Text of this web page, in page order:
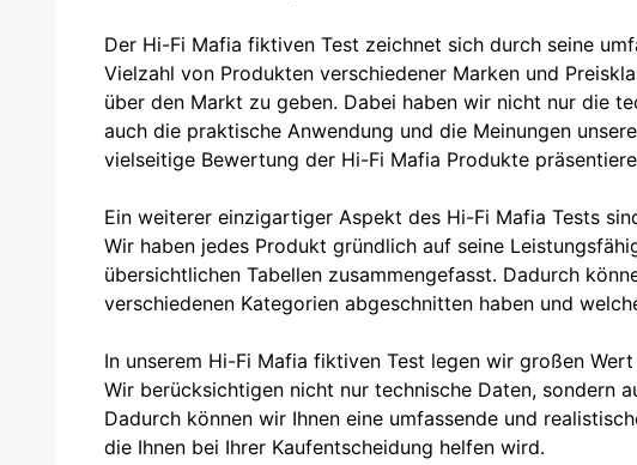
Der Hi-Fi Mafia fiktiven Test zeichnet sich durch seine
Vielzahl von Produkten verschiedener Marken und
über den Markt zu geben. Dabei haben wir nicht nur die
auch die praktische Anwendung und die Meinungen
vielseitige Bewertung der Hi-Fi Mafia Produkte
Ein weiterer einzigartiger Aspekt des Hi-Fi Mafia Tests
Wir haben jedes Produkt gründlich auf seine
übersichtlichen Tabellen zusammengefasst. Dadurch
verschiedenen Kategorien abgeschnitten haben und
In unserem Hi-Fi Mafia fiktiven Test legen wir großen
Wir berücksichtigen nicht nur technische Daten, sondern
Dadurch können wir Ihnen eine umfassende und
die Ihnen bei Ihrer Kaufentscheidung helfen wird.